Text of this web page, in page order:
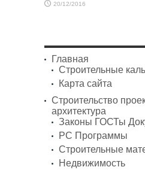
20/12/2016
Главная
Строительные
Карта сайта
Строительство
архитектура
Законы ГОСТы
PC Программы
Строительные
Недвижимость